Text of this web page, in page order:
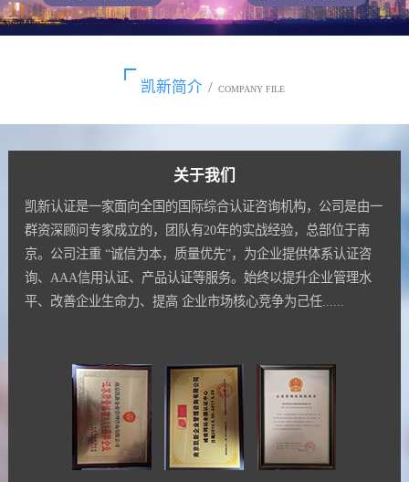
凯新简介 / COMPANY FILE
关于我们
凯新认证是一家面向全国的国际综合认证咨询机构，公司是由一
群资深顾问专家成立的，团队有20年的实战经验，总部位于南
京。公司注重 “诚信为本，质量优先”，为企业提供体系认证咨
询、AAA信用认证、产品认证等服务。始终以提升企业管理水
平、改善企业生命力、提高 企业市场核心竞争为己任......